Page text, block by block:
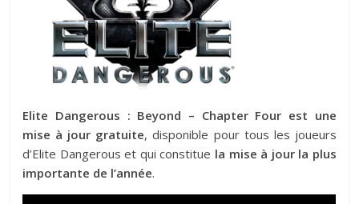
Elite Dangerous : Beyond – Chapter Four est une
mise à jour gratuite, disponible pour tous les joueurs
d’Elite Dangerous et qui constitue la mise à jour la plus
importante de l’année.